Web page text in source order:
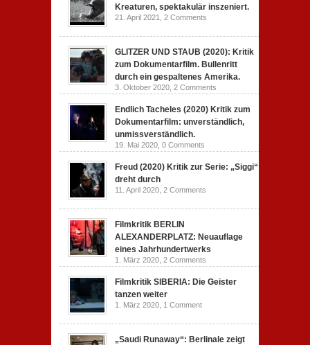
Kreaturen, spektakulär inszeniert.
21. April 2021, 2 Comments
GLITZER UND STAUB (2020): Kritik
zum Dokumentarfilm. Bullenritt
durch ein gespaltenes Amerika.
3. Oktober 2020, 2 Comments
Endlich Tacheles (2020) Kritik zum
Dokumentarfilm: unverständlich,
unmissverständlich.
19. Mai 2020, 0 Comments
Freud (2020) Kritik zur Serie: „Siggi“
dreht durch
11. April 2020, 2 Comments
Filmkritik BERLIN
ALEXANDERPLATZ: Neuauflage
eines Jahrhundertwerks
1. März 2020, 2 Comments
Filmkritik SIBERIA: Die Geister
tanzen weiter
1. März 2020, 1 Comment
„Saudi Runaway“: Berlinale zeigt